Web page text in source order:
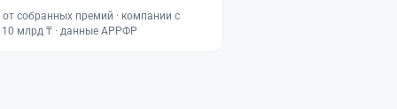
собранных премий · компании с
млрд ₸ · данные АРРФР